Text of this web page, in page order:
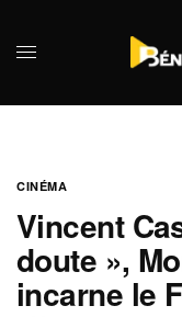
CINÉMA
Vincent
doute »,
incarne le